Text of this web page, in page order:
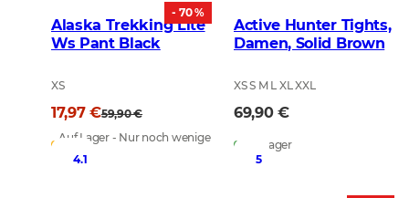
- 70 %
Alaska Trekking Lite
Ws Pant Black
XS
17,97 €59,90 €
Auf Lager - Nur noch wenige
Active Hunter Tights,
Damen, Solid Brown
XS S M L XL XXL
69,90 €
Auf Lager
4.1
5